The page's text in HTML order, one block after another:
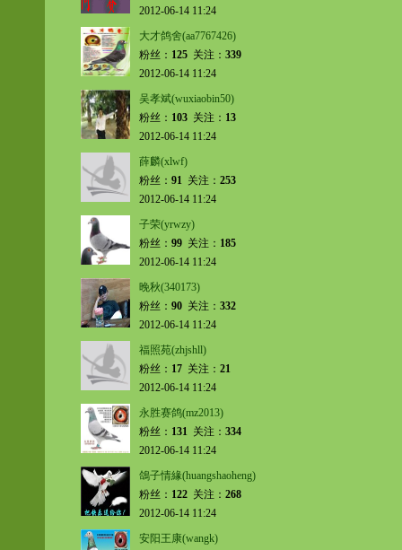
2012-06-14 11:24
大才鸽舍(aa7767426)
粉丝： 125 关注： 339
2012-06-14 11:24
吴孝斌(wuxiaobin50)
粉丝： 103 关注： 13
2012-06-14 11:24
薛麟(xlwf)
粉丝： 91 关注： 253
2012-06-14 11:24
子荣(yrwzy)
粉丝： 99 关注： 185
2012-06-14 11:24
晚秋(340173)
粉丝： 90 关注： 332
2012-06-14 11:24
福照苑(zhjshll)
粉丝： 17 关注： 21
2012-06-14 11:24
永胜赛鸽(mz2013)
粉丝： 131 关注： 334
2012-06-14 11:24
鴿子情緣(huangshaoheng)
粉丝： 122 关注： 268
2012-06-14 11:24
安阳王康(wangk)